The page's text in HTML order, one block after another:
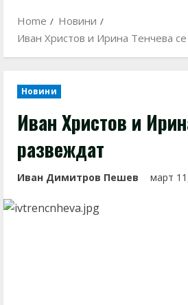
Home
Новини
Иван Христов и Ирина Тенчева
Новини
Иван Христов и
развеждат
Иван Димитров Пешев март